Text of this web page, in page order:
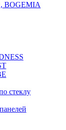
BOGEMIA
стеклу